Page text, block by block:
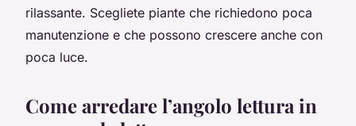
rilassante. Scegliete piante che richiedono poca
manutenzione e che possono crescere anche con
poca luce.
Come arredare l’angolo lettura in